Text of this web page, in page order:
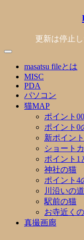
更新は停止
masatsu fileとは
MISC
PDA
パソコン
猫MAP
ポイント
ポイント0
新ポイン
ショート
ポイント1
神社の猫
ポイント4
川沿いの
駅前の猫
お寺近く
真撮画廊